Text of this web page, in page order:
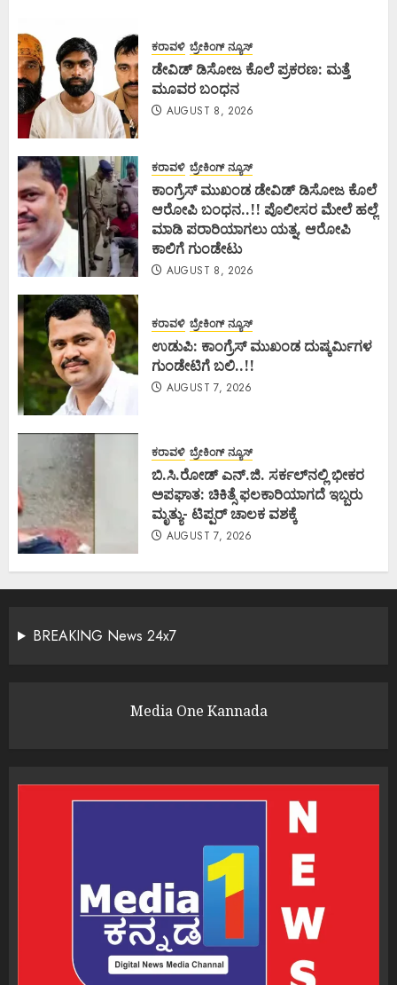
ಕರಾವಳಿ ಬ್ರೇಕಿಂಗ್ ನ್ಯೂಸ್
ಡೇವಿಡ್ ಡಿಸೋಜ ಕೊಲೆ ಪ್ರಕರಣ: ಮತ್ತೆ
ಮೂವರ ಬಂಧನ
AUGUST 8, 2026
ಕರಾವಳಿ ಬ್ರೇಕಿಂಗ್ ನ್ಯೂಸ್
ಕಾಂಗ್ರೆಸ್ ಮುಖಂಡ ಡೇವಿಡ್ ಡಿಸೋಜ ಕೊಲೆ
ಆರೋಪಿ ಬಂಧನ..!! ಪೊಲೀಸರ ಮೇಲೆ ಹಲ್ಲೆ
ಮಾಡಿ ಪರಾರಿಯಾಗಲು ಯತ್ನ, ಆರೋಪಿ
ಕಾಲಿಗೆ ಗುಂಡೇಟು
AUGUST 8, 2026
ಕರಾವಳಿ ಬ್ರೇಕಿಂಗ್ ನ್ಯೂಸ್
ಉಡುಪಿ: ಕಾಂಗ್ರೆಸ್ ಮುಖಂಡ ದುಷ್ಕರ್ಮಿಗಳ
ಗುಂಡೇಟಿಗೆ ಬಲಿ..!!
AUGUST 7, 2026
ಕರಾವಳಿ ಬ್ರೇಕಿಂಗ್ ನ್ಯೂಸ್
ಬಿ.ಸಿ.ರೋಡ್ ಎನ್.ಜಿ. ಸರ್ಕಲ್‌ನಲ್ಲಿ ಭೀಕರ
ಅಪಘಾತ: ಚಿಕಿತ್ಸೆ ಫಲಕಾರಿಯಾಗದೆ ಇಬ್ಬರು
ಮೃತ್ಯು- ಟಿಪ್ಪರ್ ಚಾಲಕ ವಶಕ್ಕೆ
AUGUST 7, 2026
BREAKING News 24x7
Media One Kannada